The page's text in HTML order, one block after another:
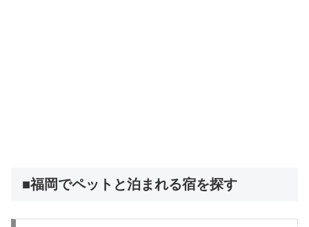
■福岡でペットと泊まれる宿を探す